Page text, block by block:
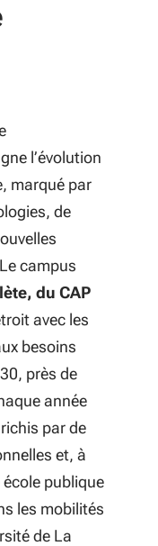
l’évolution
marqué par
de
campus
du CAP
avec les
besoins
près de
année
par de
et, à
école publique
les mobilités
de La